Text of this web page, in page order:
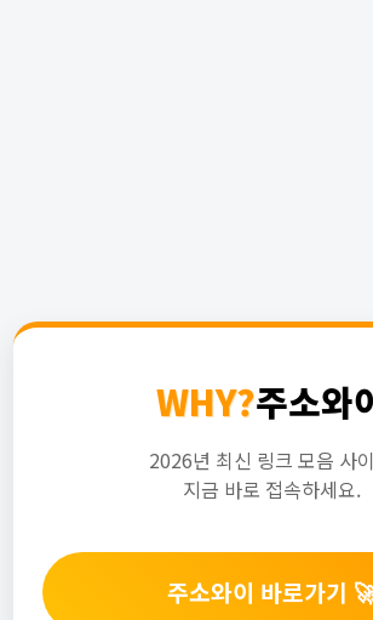
WHY?주소와
2026년 최신 링크 모음 사
지금 바로 접속하세요.
주소와이 바로가기